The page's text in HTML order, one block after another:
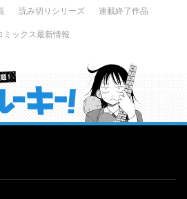
読み切りシリーズ 連載終了作品
ミックス最新情報
読み放題！ ジャンプルーキー！